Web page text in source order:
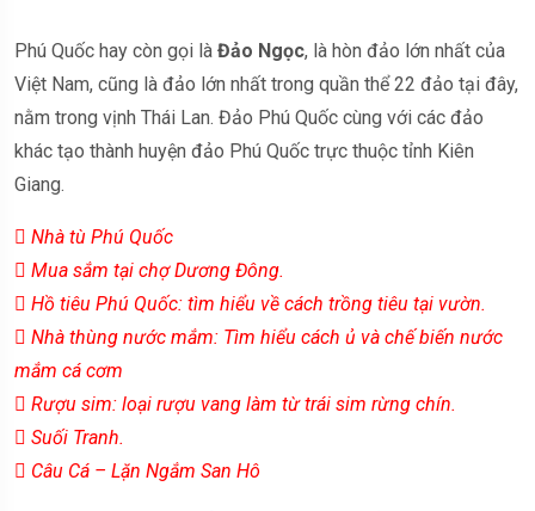
Phú Quốc hay còn gọi là Đảo Ngọc, là hòn đảo lớn nhất của
Việt Nam, cũng là đảo lớn nhất trong quần thể 22 đảo tại đây,
nằm trong vịnh Thái Lan. Đảo Phú Quốc cùng với các đảo
khác tạo thành huyện đảo Phú Quốc trực thuộc tỉnh Kiên
Giang.
 Nhà tù Phú Quốc
 Mua sắm tại chợ Dương Đông.
 Hồ tiêu Phú Quốc: tìm hiểu về cách trồng tiêu tại vườn.
 Nhà thùng nước mắm: Tìm hiểu cách ủ và chế biến nước
mắm cá cơm
 Rượu sim: loại rượu vang làm từ trái sim rừng chín.
 Suối Tranh.
 Câu Cá – Lặn Ngắm San Hô